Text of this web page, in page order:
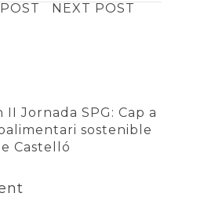
NEXT POST
Jornada SPG: Cap a
sostenible
Castelló